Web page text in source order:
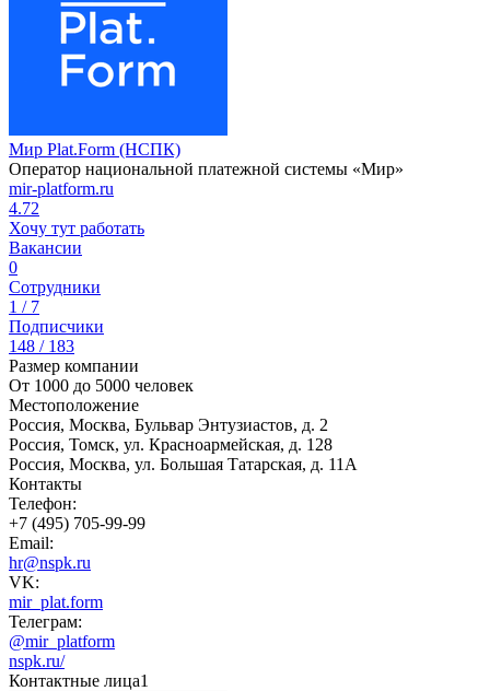
Мир Plat.Form (НСПК)
Оператор национальной платежной системы «Мир»
mir-platform.ru
4.72
Хочу тут работать
Вакансии
0
Сотрудники
1 / 7
Подписчики
148 / 183
Размер компании
От 1000 до 5000 человек
Местоположение
Россия, Москва, Бульвар Энтузиастов, д. 2
Россия, Томск, ул. Красноармейская, д. 128
Россия, Москва, ул. Большая Татарская, д. 11А
Контакты
Телефон:
+7 (495) 705-99-99
Email:
hr@nspk.ru
VK:
mir_plat.form
Телеграм:
@mir_platform
nspk.ru/
Контактные лица1